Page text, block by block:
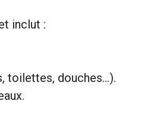
inclut :
toilettes, douches…).